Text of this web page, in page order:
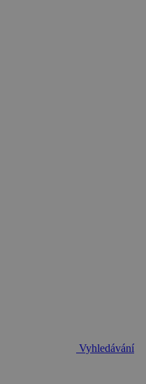
Vyhledávání